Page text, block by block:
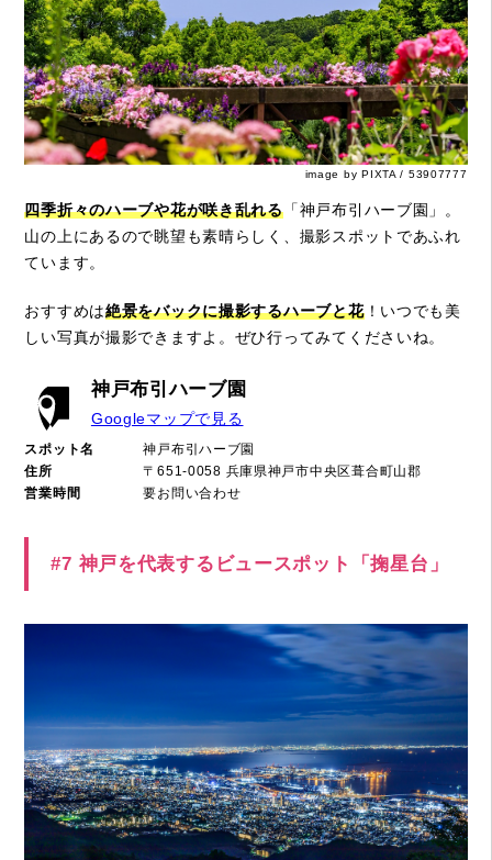
image by PIXTA / 53907777
四季折々のハーブや花が咲き乱れる「神戸布引ハーブ園」。
山の上にあるので眺望も素晴らしく、撮影スポットであふれ
ています。
おすすめは絶景をバックに撮影するハーブと花！いつでも美
しい写真が撮影できますよ。ぜひ行ってみてくださいね。
神戸布引ハーブ園
Googleマップで見る
スポット名
神戸布引ハーブ園
住所
〒651-0058 兵庫県神戸市中央区葺合町山郡
営業時間
要お問い合わせ
#7 神戸を代表するビュースポット「掬星台」